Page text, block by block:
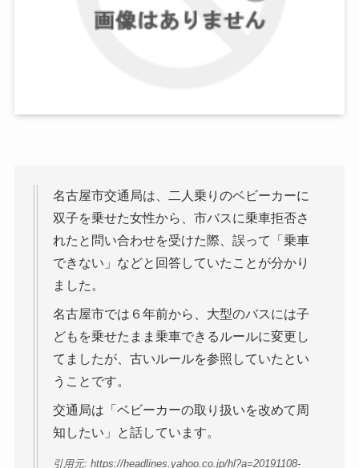
名古屋市交通局は、二人乗りのベビーカーに
双子を乗せた女性から、市バスに乗車拒否さ
れたと問い合わせを受けた際、誤って「乗車
できない」などと回答していたことが分かり
ました。
名古屋市では６年前から、大型のバスには子
どもを乗せたまま乗車できるルールに変更し
てましたが、古いルールを参照していたとい
うことです。
交通局は「ベビーカーの取り扱いを改めて周
知したい」と話しています。
引用元: https://headlines.yahoo.co.jp/hl?a=20191108-